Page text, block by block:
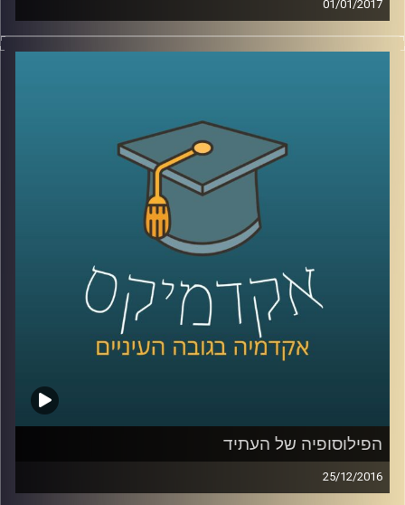
01/01/2017
הדרך של האנושות אל החלל לא היתה פשוטה,
המדע ואל פעילות אסטרונאוטית ארוכה
ומפרכת אף יותר. דוקטור דגנית פייקובסקי
מספרת על שכבות הקושי הנוספות איתן
התמודדו נשים שרצו להשתלב בחקר החלל
ובטיסות מאוישות לחלל. האם חל שיפור
בתחום? תלוי את מי נשאל. גם לנו כחברה יש
מה לעשות כדי להסליל פחות ולהשרות תחושת
מסוגלות בקרב מגדרים שונים ומגזרים שונים
קרדיט תמונות:AudioVersity
הפילוסופיה של העתיד
25/12/2016